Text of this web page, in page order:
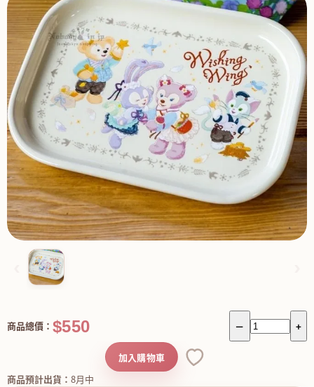
－ +
商品總價： $550
商品預計出貨： 8月中
加入購物車